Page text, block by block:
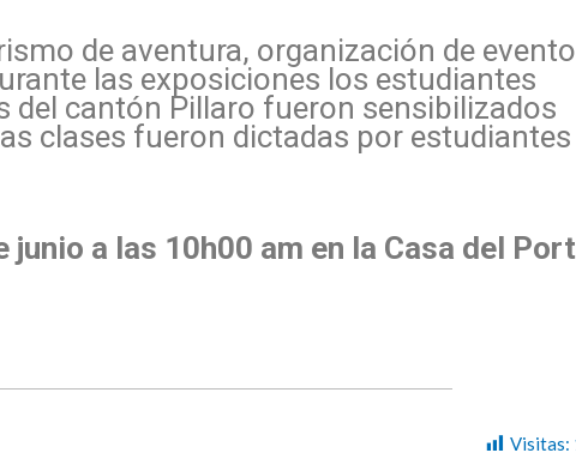
de aventura, organización de
las exposiciones los estudiantes
del cantón Pillaro fueron sensibilizados
clases fueron dictadas por estudiantes
junio a las 10h00 am en la Casa del
Visitas: